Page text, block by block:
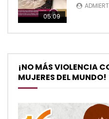
05:09
¡NO MÁS VIOLENCIA
MUJERES DEL MUNDO!